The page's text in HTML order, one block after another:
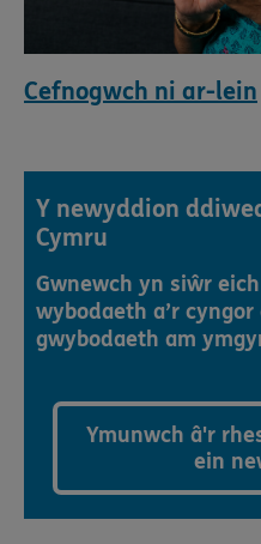
Cefnogwch ni ar-lein
Y newyddion
Cymru
Gwnewch yn siŵr
wybodaeth a’r
gwybodaeth am
Ymunwch â'r
ein